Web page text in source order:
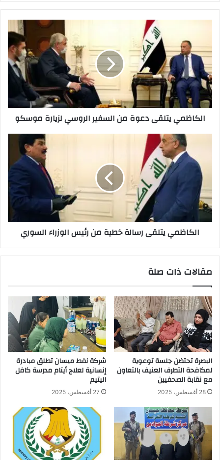
من
السفير
الروسي
لزيارة
موسكو
الكاظمي يتلقى دعوة من السفير الروسي لزيارة موسكو
خطية
رئيس
الوزراء
السوري
الكاظمي يتلقى رسالة خطية من رئيس الوزراء السوري
مقالات ذات صلة
البصرة تحتضن جلسة توعوية
لمكافحة التطرف العنيف بالتعاون
مع نقابة الصحفيين
28 أغسطس، 2025
شركة نفط ميسان تطلق مبادرة
إنسانية لعلاج أيتام مدرسة كافل
اليتيم
27 أغسطس، 2025